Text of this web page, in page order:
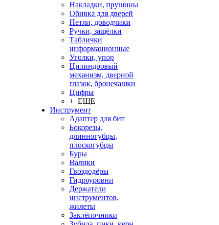
Накладки, прушины
Обивка для дверей
Петли, доводчики
Ручки, защёлки
Таблички
информационные
Уголки, упор
Цилиндровый
механизм, дверной
глазок, бронечашки
Цифры
+ ЕЩЕ
Инструмент
Адаптер для бит
Бокорезы,
длинногубцы,
плоскогубцы
Буры
Валики
Гвоздодёры
Гидроуровни
Держатели
инструментов,
жилеты
Заклёпочники